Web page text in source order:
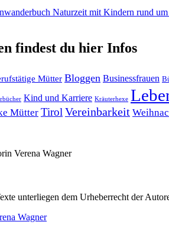
findest du hier Infos
Mütter Bloggen Businessfrauen
Kind und Karriere Kräuterhexe
Mütter Tirol Vereinbarkeit
Verena Wagner
unterliegen dem Urheberrecht der
Wagner